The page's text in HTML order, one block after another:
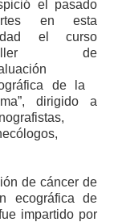
el pasado
en esta
el curso
de
de la
dirigido a
de cáncer de
ecográfica de
impartido por